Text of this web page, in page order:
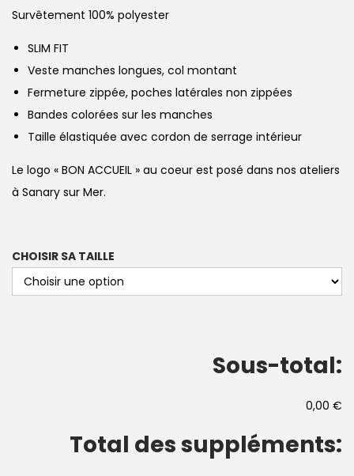
Survêtement 100% polyester
SLIM FIT
Veste manches longues, col montant
Fermeture zippée, poches latérales non zippées
Bandes colorées sur les manches
Taille élastiquée avec cordon de serrage intérieur
Le logo « BON ACCUEIL » au coeur est posé dans nos ateliers
à Sanary sur Mer.
CHOISIR SA TAILLE
Sous-total:
0,00 €
Total des suppléments: